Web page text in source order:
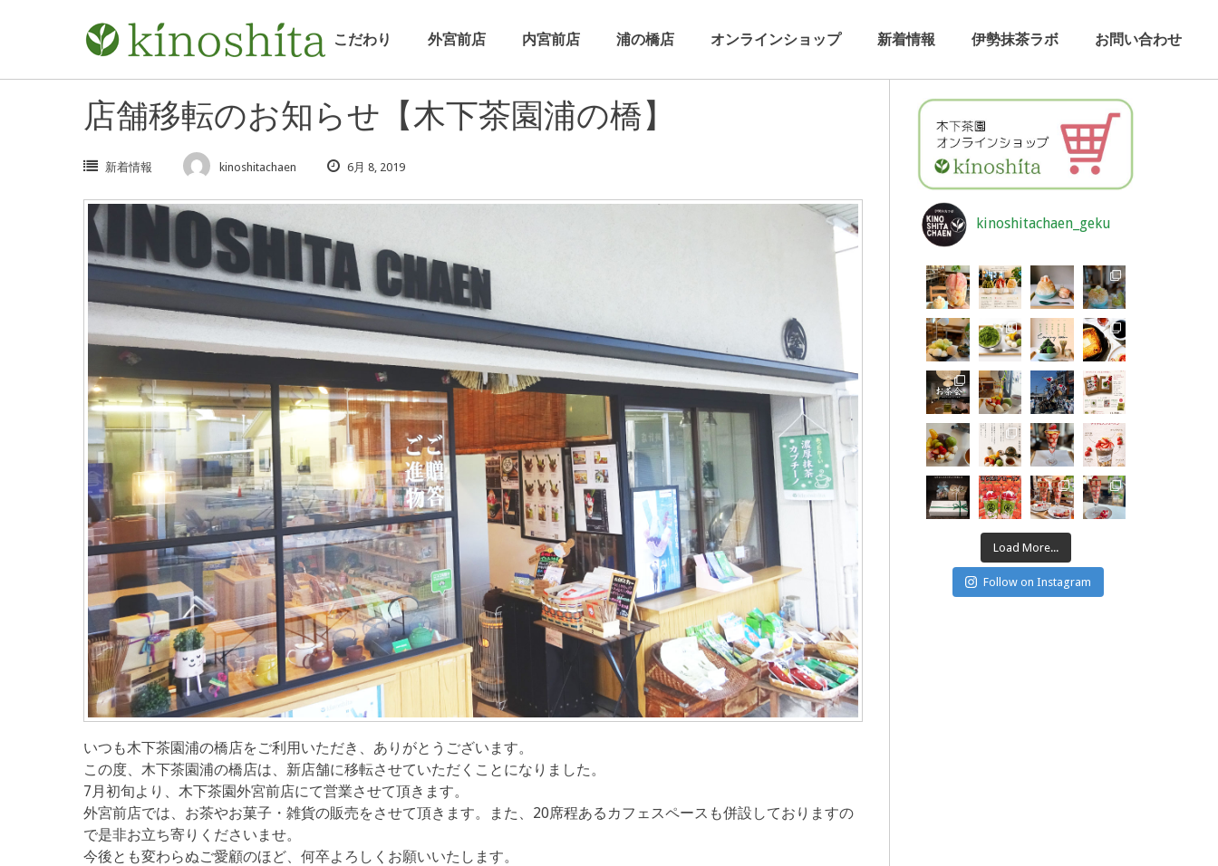
こだわり 外宮前店 内宮前店 浦の橋店 オンラインショップ 新着情報 伊勢抹茶ラボ お問い合わせ
店舗移転のお知らせ【木下茶園浦の橋】
新着情報 kinoshitachaen 6月 8, 2019
いつも木下茶園浦の橋店をご利用いただき、ありがとうございます。
この度、木下茶園浦の橋店は、新店舗に移転させていただくことになりました。
7月初旬より、木下茶園外宮前店にて営業させて頂きます。
外宮前店では、お茶やお菓子・雑貨の販売をさせて頂きます。また、20席程あるカフェスペースも併設しておりますの
で是非お立ち寄りくださいませ。
今後とも変わらぬご愛顧のほど、何卒よろしくお願いいたします。
kinoshitachaen_geku
Load More...
Follow on Instagram